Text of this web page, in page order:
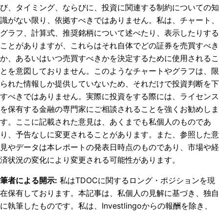
び、タイミング、ならびに、投資に関連する制約についての知
識がない限り、依拠すべきではありません。私は、チャート、
グラフ、計算式、推奨銘柄について述べたり、表示したりする
ことがありますが、これらはそれ自体でどの証券を売買すべき
か、あるいはいつ売買すべきかを決定するために使用されるこ
とを意図しておりません。このようなチャートやグラフは、限
られた情報しか提供していないため、それだけで投資判断を下
すべきではありません。実際に投資をする際には、ライセンス
を保有する金融の専門家にご相談されることを強くお勧めしま
す。ここに記載された意見は、あくまでも私個人のものであ
り、予告なしに変更されることがあります。また、参照した意
見やデータは本レポートの発表日時点のものであり、市場や経
済状況の変化により変更される可能性があります。
筆者による開示: 私はTDOCに関するロング・ポジションを現
在保有しております。 本記事は、私個人の見解に基づき、独自
に執筆したものです。私は、Investlingoからの報酬を除き、